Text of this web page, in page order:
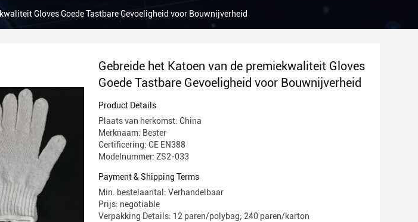
Gloves Goede Tastbare Gevoeligheid voor Bouwnijverheid
Gebreide het Katoen van de premiekwaliteit Gloves
Goede Tastbare Gevoeligheid voor Bouwnijverheid
Product Details
Plaats van herkomst: China
Merknaam: Bester
Certificering: CE EN388
Modelnummer: ZS2-033
Payment & Shipping Terms
Min. bestelaantal: Verhandelbaar
Prijs: negotiable
Verpakking Details: 12 paren/polybag; 240 paren/karton